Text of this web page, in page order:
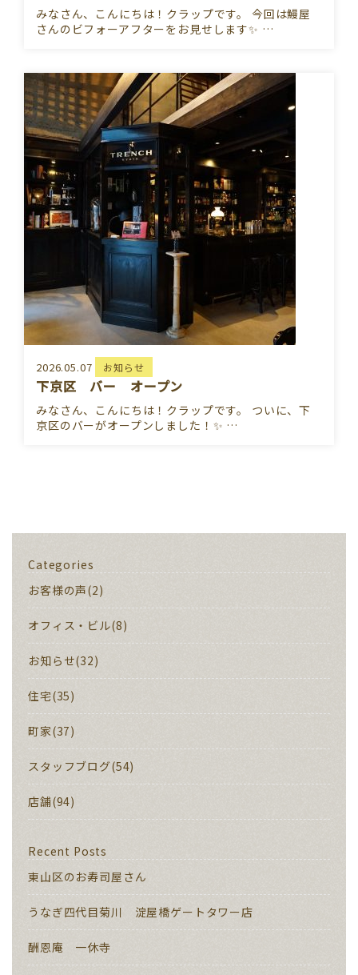
みなさん、こんにちは！クラップです。 今回は鰻屋
さんのビフォーアフターをお見せします✨ …
2026.05.07 お知らせ
下京区 バー オープン
みなさん、こんにちは！クラップです。 ついに、下
京区のバーがオープンしました！✨ …
Categories
お客様の声(2)
オフィス・ビル(8)
お知らせ(32)
住宅(35)
町家(37)
スタッフブログ(54)
店舗(94)
Recent Posts
東山区のお寿司屋さん
うなぎ四代目菊川 淀屋橋ゲートタワー店
酬恩庵 一休寺